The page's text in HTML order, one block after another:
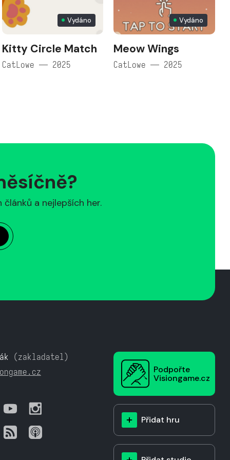
Vydáno
Kitty Circle Match
CatLowe — 2025
Vydáno
Meow Wings
CatLowe — 2025
a nejlepších her.
(zakladatel)
Podpořte
Visiongame.cz
Přidat hru